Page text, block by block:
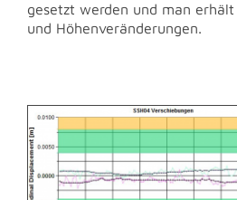
gesetzt werden und man erhält
und Höhenveränderungen.